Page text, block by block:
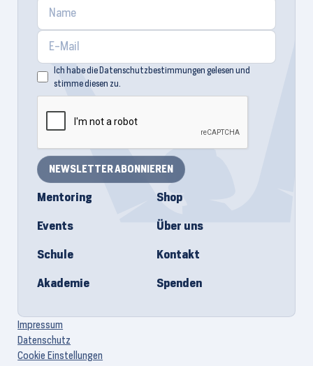
Ich habe dieDatenschutzbestimmungengelesen und
stimme diesen zu.
Mentoring
Events
Schule
Akademie
Shop
Über uns
Kontakt
Spenden
Impressum
Datenschutz
Cookie Einstellungen